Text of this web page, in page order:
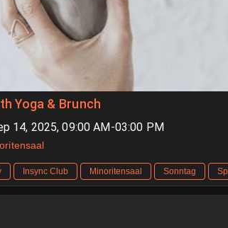
Yoga & Brunch
14, 2025, 09:00 AM-03:00 PM
Insync Club Minoritensaal Sonntag